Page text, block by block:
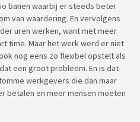
banen waarbij er steeds beter
van waardering. En vervolgens
uren werken, want met meer
time. Maar het werk werd er niet
nog eens zo flexibel opstelt als
een groot probleem. En is dat
werkgevers die dan maar
betalen en meer mensen moeten